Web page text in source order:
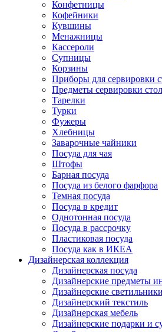
Конфетницы
Кофейники
Кувшины
Менажницы
Кассероли
Супницы
Корзины
Приборы для сервировки
Предметы сервировки
Тарелки
Турки
Фужеры
Хлебницы
Заварочные чайники
Посуда для чая
Штофы
Барная посуда
Посуда из белого фарфора
Темная посуда
Посуда в кредит
Однотонная посуда
Посуда в рассрочку
Пластиковая посуда
Посуда как в ИКЕА
Дизайнерская коллекция
Дизайнерская посуда
Дизайнерские предметы
Дизайнерские светильники
Дизайнерский текстиль
Дизайнерская мебель
Дизайнерские подарки и